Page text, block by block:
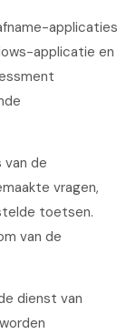
applicaties
applicatie en
van de
vragen,
toetsen.
van de
dienst van